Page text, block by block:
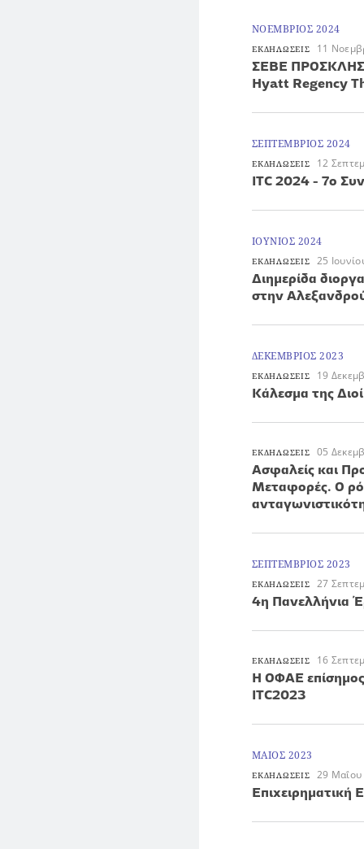
ΝΟΕΜΒΡΙΟΣ 2024
ΕΚΔΗΛΩΣΕΙΣ 11
ΣΕΒΕ
Hyatt Regency
ΣΕΠΤΕΜΒΡΙΟΣ 2024
ΕΚΔΗΛΩΣΕΙΣ 12
ITC 2024 - 7ο
ΙΟΥΝΙΟΣ 2024
ΕΚΔΗΛΩΣΕΙΣ 25
Διημερίδα
στην
ΔΕΚΕΜΒΡΙΟΣ 2023
ΕΚΔΗΛΩΣΕΙΣ 19
Κάλεσμα της
ΕΚΔΗΛΩΣΕΙΣ 05
Ασφαλείς και
Μεταφορές. Ο
ΣΕΠΤΕΜΒΡΙΟΣ 2023
ΕΚΔΗΛΩΣΕΙΣ 27
4η Πανελλήνια
ΕΚΔΗΛΩΣΕΙΣ 16
H ΟΦΑΕ
ΙΤC2023
ΜΑΙΟΣ 2023
ΕΚΔΗΛΩΣΕΙΣ 29